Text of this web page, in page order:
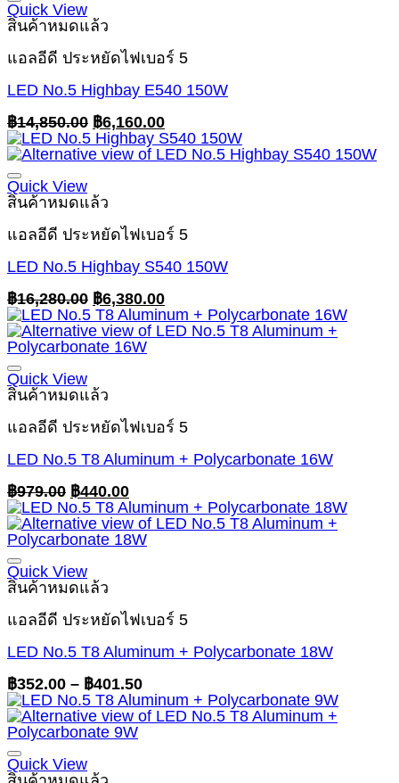
Quick View
สินค้าหมดแล้ว
แอลอีดี ประหยัดไฟเบอร์ 5
LED No.5 Highbay E540 150W
฿14,850.00 Original
price
was:
฿6,160.00Current
price
is:
Quick View
สินค้าหมดแล้ว
แอลอีดี ประหยัดไฟเบอร์ 5
LED No.5 Highbay S540 150W
฿16,280.00 Original
price
was:
฿16,280.00.
฿6,380.00Current
price
is:
Quick View
สินค้าหมดแล้ว
แอลอีดี ประหยัดไฟเบอร์ 5
LED No.5 T8 Aluminum + Polycarbonate 16W
฿979.00 Original
price
was:
฿979.00.
฿440.00Current
price
is:
฿440.00.
Quick View
สินค้าหมดแล้ว
แอลอีดี ประหยัดไฟเบอร์ 5
LED No.5 T8 Aluminum + Polycarbonate 18W
฿352.00 – ฿401.50Price
range:
฿352.00
Quick View